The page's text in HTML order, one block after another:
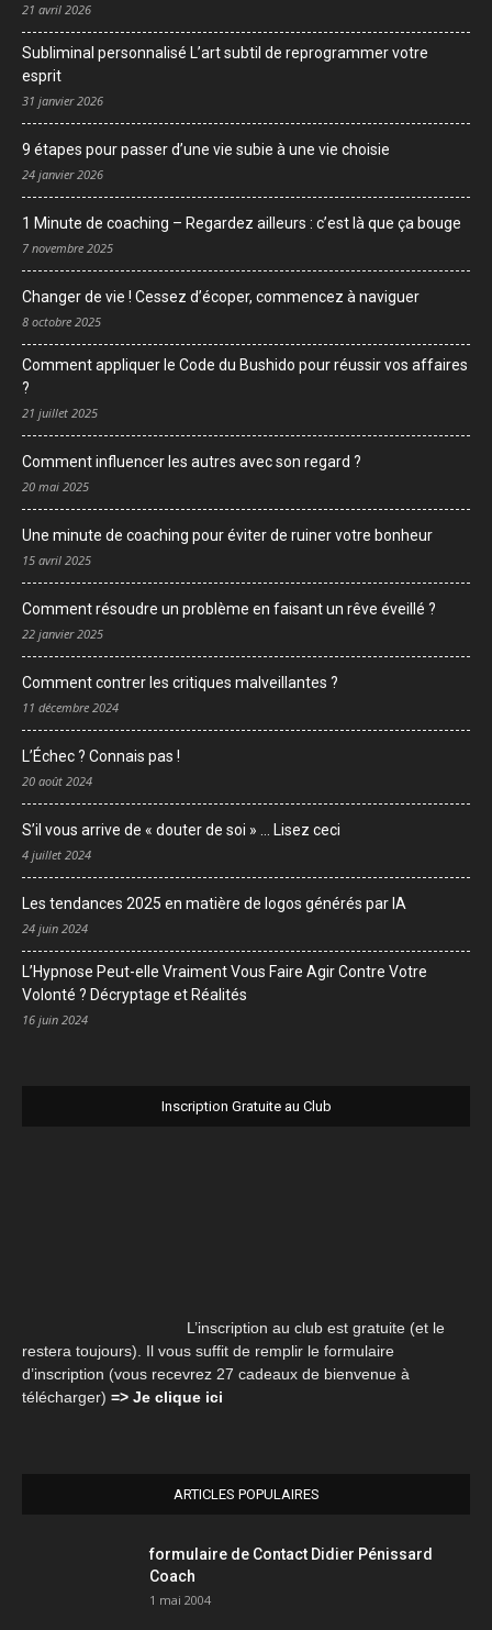
21 avril 2026
Subliminal personnalisé L’art subtil de reprogrammer votre
esprit
31 janvier 2026
9 étapes pour passer d’une vie subie à une vie choisie
24 janvier 2026
1 Minute de coaching – Regardez ailleurs : c’est là que ça bouge
7 novembre 2025
Changer de vie ! Cessez d’écoper, commencez à naviguer
8 octobre 2025
Comment appliquer le Code du Bushido pour réussir vos affaires
?
21 juillet 2025
Comment influencer les autres avec son regard ?
20 mai 2025
Une minute de coaching pour éviter de ruiner votre bonheur
15 avril 2025
Comment résoudre un problème en faisant un rêve éveillé ?
22 janvier 2025
Comment contrer les critiques malveillantes ?
11 décembre 2024
L’Échec ? Connais pas !
20 août 2024
S’il vous arrive de « douter de soi » … Lisez ceci
4 juillet 2024
Les tendances 2025 en matière de logos générés par IA
24 juin 2024
L’Hypnose Peut-elle Vraiment Vous Faire Agir Contre Votre
Volonté ? Décryptage et Réalités
16 juin 2024
Inscription Gratuite au Club
L’inscription au club est gratuite (et le
restera toujours). Il vous suffit de remplir le formulaire
d’inscription (vous recevrez 27 cadeaux de bienvenue à
télécharger) => Je clique ici
ARTICLES POPULAIRES
formulaire de Contact Didier Pénissard
Coach
1 mai 2004